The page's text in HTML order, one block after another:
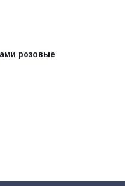
розовые